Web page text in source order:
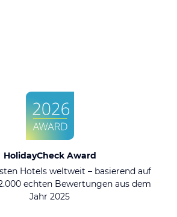
HolidayCheck Award
Hotels weltweit – basierend auf
echten Bewertungen aus dem
Jahr 2025